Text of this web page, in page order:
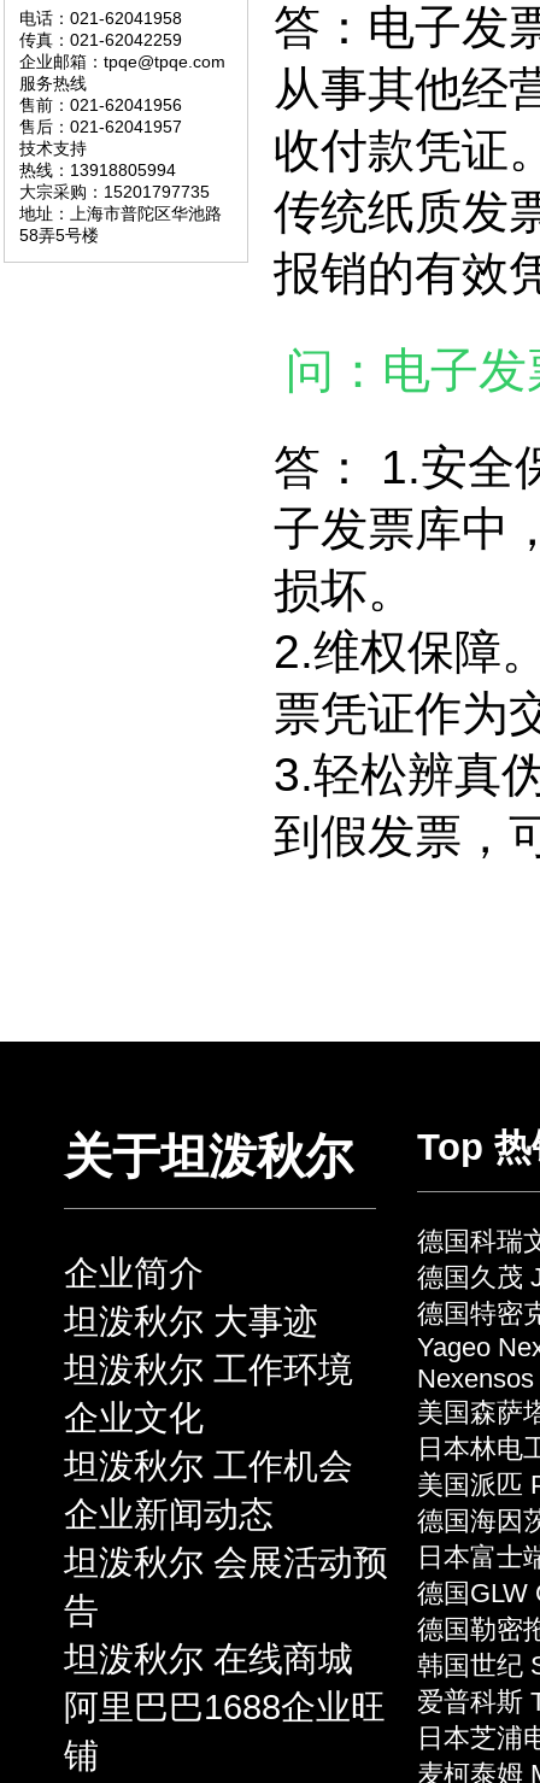
电话：021-62041958
传真：021-62042259
企业邮箱：tpqe@tpqe.com
服务热线
售前：021-62041956
售后：021-62041957
技术支持
热线：13918805994
大宗采购：15201797735
地址：上海市普陀区华池路
58弄5号楼
答：电子发
从事其他经
收付款凭证
传统纸质发
报销的有效
问：电子
答： 1.安全
子发票库中
损坏。
2.维权保障
票凭证作为
3.轻松辨真
到假发票，
关于坦泼秋尔
企业简介
坦泼秋尔 大事迹
坦泼秋尔 工作环境
企业文化
坦泼秋尔 工作机会
企业新闻动态
坦泼秋尔 会展活动预
告
坦泼秋尔 在线商城
阿里巴巴1688企业旺
铺
Top 热
德国科瑞
德国久茂
德国特密
Yageo
Nexensos
美国森萨
日本林电
美国派匹
德国海因
日本富士
德国GLW
德国勒密
韩国世纪
爱普科斯
日本芝浦
麦柯泰姆